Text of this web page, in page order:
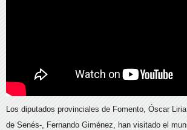
Los diputados provinciales de Fomento, Óscar
de Senés-, Fernando Giménez, han visitado el